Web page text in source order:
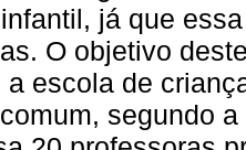
já que
O objetivo
escola de
segundo